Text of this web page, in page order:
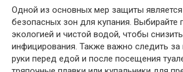
Одной из основных мер защиты
безопасных зон для купания. Выбирайте
экологией и чистой водой, чтобы
инфицирования. Также важно следить за
руки перед едой и после посещения